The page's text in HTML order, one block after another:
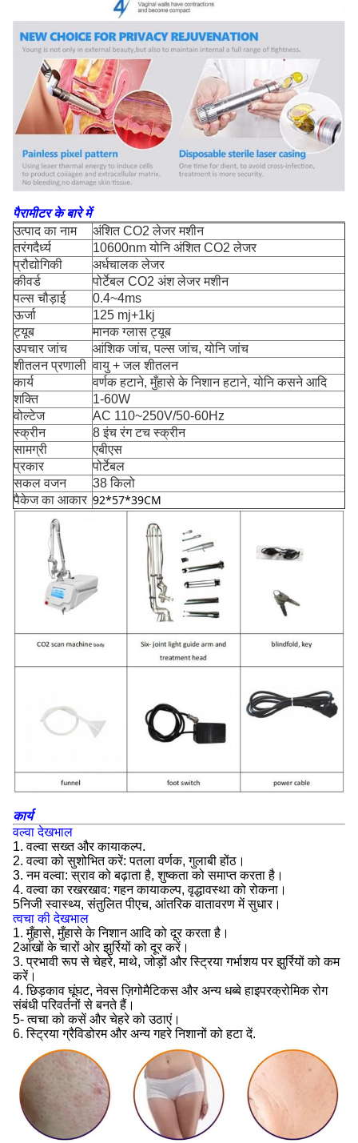
पैरामीटर के बारे में
उत्पाद का नाम
अंशित CO2 लेजर मशीन
तरंगदैर्ध्य
10600nm योनि अंशित CO2 लेजर
प्रौद्योगिकी
अर्धचालक लेजर
कीवर्ड
पोर्टेबल CO2 अंश लेजर मशीन
पल्स चौड़ाई
0.4~4ms
ऊर्जा
125 mj+1kj
ट्यूब
मानक ग्लास ट्यूब
उपचार जांच
आंशिक जांच, पल्स जांच, योनि जांच
शीतलन प्रणाली वायु + जल शीतलन
कार्य
वर्णक हटाने, मुँहासे के निशान हटाने, योनि कसने आदि
शक्ति
1-60W
वोल्टेज
AC 110~250V/50-60Hz
स्क्रीन
8 इंच रंग टच स्क्रीन
सामग्री
एबीएस
प्रकार
पोर्टेबल
सकल वजन
38 किलो
पैकेज का आकार 92*57*39CM
कार्य
वल्वा देखभाल
1. वल्वा सख्त और कायाकल्प.
2. वल्वा को सुशोभित करें: पतला वर्णक, गुलाबी होंठ।
3. नम वल्वा: स्राव को बढ़ाता है, शुष्कता को समाप्त करता है।
4. वल्वा का रखरखाव: गहन कायाकल्प, वृद्धावस्था को रोकना।
5निजी स्वास्थ्य, संतुलित पीएच, आंतरिक वातावरण में सुधार।
त्वचा की देखभाल
1. मुँहासे, मुँहासे के निशान आदि को दूर करता है।
2आंखों के चारों ओर झुर्रियों को दूर करें।
3. प्रभावी रूप से चेहरे, माथे, जोड़ों और स्ट्रिया गर्भाशय पर झुर्रियों को कम
करें।
4. छिड़काव घूंघट, नेवस ज़िगोमैटिकस और अन्य धब्बे हाइपरक्रोमिक रोग
संबंधी परिवर्तनों से बनते हैं।
5- त्वचा को कसें और चेहरे को उठाएं।
6. स्ट्रिया ग्रैविडोरम और अन्य गहरे निशानों को हटा दें.